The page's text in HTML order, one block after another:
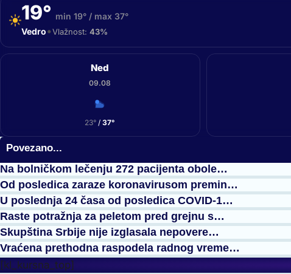
19° min 19° / max 37°
Vedro•Vlažnost: 43%
Ned
09.08
23° /37°
Povezano...
Na bolničkom lečenju 272 pacijenta obole…
Od posledica zaraze koronavirusom premin…
U poslednja 24 časa od posledica COVID-1…
Raste potražnja za peletom pred grejnu s…
Skupština Srbije nije izglasala nepovere…
Vraćena prethodna raspodela radnog vreme…
[kl_kursna_top]